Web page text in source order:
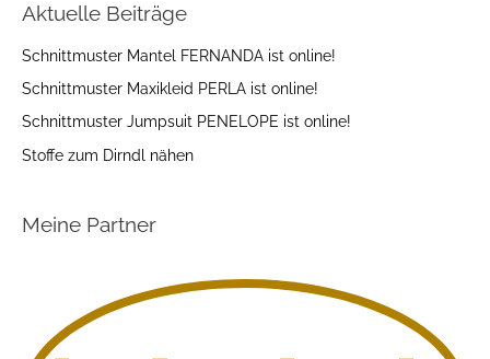
Aktuelle Beiträge
Schnittmuster Mantel FERNANDA ist online!
Schnittmuster Maxikleid PERLA ist online!
Schnittmuster Jumpsuit PENELOPE ist online!
Stoffe zum Dirndl nähen
Meine Partner